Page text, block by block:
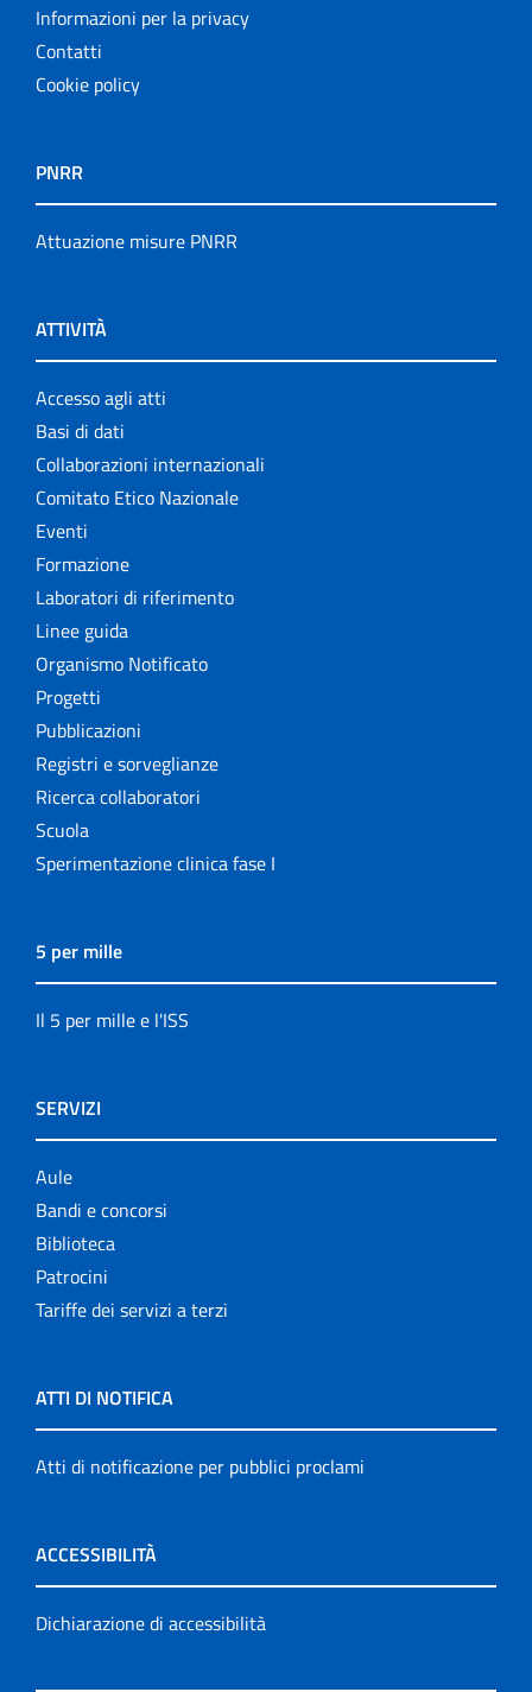
Informazioni per la privacy
Contatti
Cookie policy
PNRR
Attuazione misure PNRR
ATTIVITÀ
Accesso agli atti
Basi di dati
Collaborazioni internazionali
Comitato Etico Nazionale
Eventi
Formazione
Laboratori di riferimento
Linee guida
Organismo Notificato
Progetti
Pubblicazioni
Registri e sorveglianze
Ricerca collaboratori
Scuola
Sperimentazione clinica fase I
5 per mille
Il 5 per mille e l'ISS
SERVIZI
Aule
Bandi e concorsi
Biblioteca
Patrocini
Tariffe dei servizi a terzi
ATTI DI NOTIFICA
Atti di notificazione per pubblici proclami
ACCESSIBILITÀ
Dichiarazione di accessibilità